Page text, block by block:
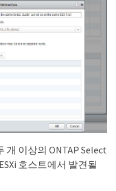
개 이상의 ONTAP Select
호스트에서 발견될